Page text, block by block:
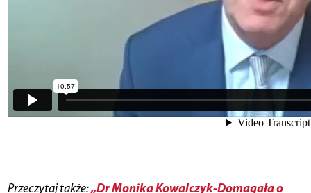
Przeczytaj także:„Dr Monika Kowalczyk-Domagała o